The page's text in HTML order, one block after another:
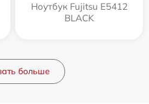
Ноутбук Fujitsu E5412
BLACK
больше